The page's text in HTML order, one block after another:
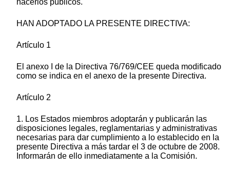
hacerlos públicos.
HAN ADOPTADO LA PRESENTE DIRECTIVA:
Artículo 1
El anexo I de la Directiva 76/769/CEE queda modificado
como se indica en el anexo de la presente Directiva.
Artículo 2
1. Los Estados miembros adoptarán y publicarán las
disposiciones legales, reglamentarias y administrativas
necesarias para dar cumplimiento a lo establecido en la
presente Directiva a más tardar el 3 de octubre de 2008.
Informarán de ello inmediatamente a la Comisión.